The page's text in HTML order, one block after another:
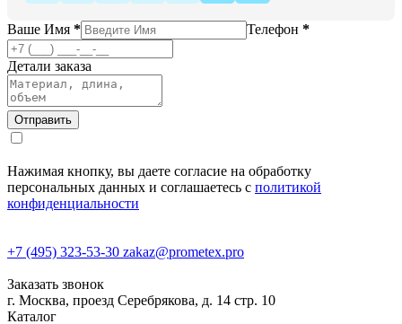
Ваше Имя * Телефон *
Детали заказа
Нажимая кнопку, вы даете согласие на обработку
персональных данных и соглашаетесь с политикой
конфиденциальности
+7 (495) 323-53-30 zakaz@prometex.pro
Заказать звонок
г. Москва, проезд Серебрякова, д. 14 стр. 10
Каталог